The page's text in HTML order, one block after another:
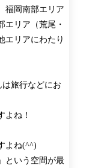
福岡南部エリア
エリア（荒尾・
エリアにわたり
旅行などにお
よね！
よね(^^)
という空間が最